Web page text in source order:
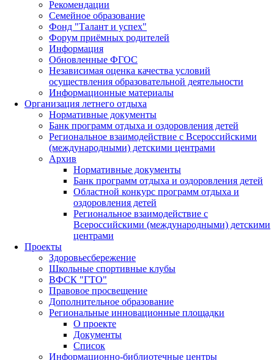
Рекомендации
Семейное образование
Фонд "Талант и успех"
Форум приёмных родителей
Информация
Обновленные ФГОС
Независимая оценка качества условий
осуществления образовательной деятельности
Информационные материалы
Организация летнего отдыха
Нормативные документы
Банк программ отдыха и оздоровления детей
Региональное взаимодействие с Всероссийскими
(международными) детскими центрами
Архив
Нормативные документы
Банк программ отдыха и оздоровления детей
Областной конкурс программ отдыха и
оздоровления детей
Региональное взаимодействие с
Всероссийскими (международными) детскими
центрами
Проекты
Здоровьесбережение
Школьные спортивные клубы
ВФСК "ГТО"
Правовое просвещение
Дополнительное образование
Региональные инновационные площадки
О проекте
Документы
Список
Информационно-библиотечные центры